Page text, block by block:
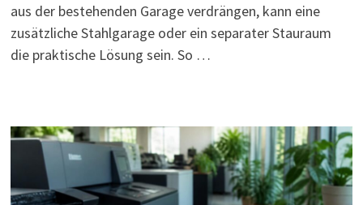
aus der bestehenden Garage verdrängen, kann eine
zusätzliche Stahlgarage oder ein separater Stauraum
die praktische Lösung sein. So …